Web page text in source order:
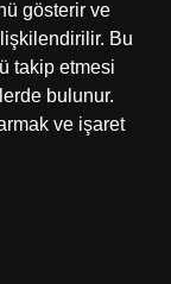
gösterir ve
Bu
takip etmesi
bulunur.
ve işaret